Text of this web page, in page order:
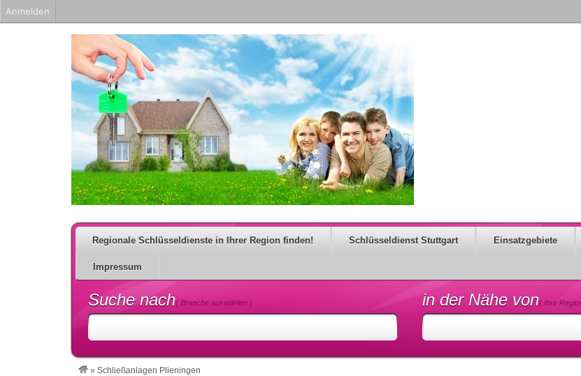
Regionale Schlüsseldienste in Ihrer Region finden! Schlüsseldienst Stuttgart Einsatzgebiete
Impressum
Suche nach( Branche auswählen ) in der Nähe von( Ihre
» Schließanlagen Plieningen
Anmelden